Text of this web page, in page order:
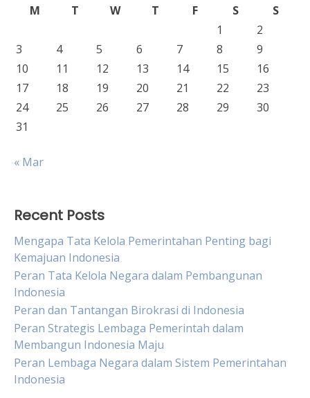
M
T W T F S
S
1
2
3
4 5 6 7 8
9
10
11 12 13 14 15
16
17
18 19 20 21 22
23
24
25 26 27 28 29
30
31
« Mar
Recent Posts
Mengapa Tata Kelola Pemerintahan Penting bagi
Kemajuan Indonesia
Peran Tata Kelola Negara dalam Pembangunan
Indonesia
Peran dan Tantangan Birokrasi di Indonesia
Peran Strategis Lembaga Pemerintah dalam
Membangun Indonesia Maju
Peran Lembaga Negara dalam Sistem Pemerintahan
Indonesia